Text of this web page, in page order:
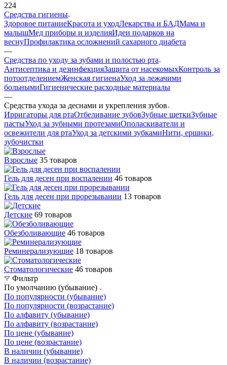
224
Средства гигиены
Здоровое питаниеКрасота и уходЛекарства и БАДМама и
малышМед приборы и изделияИдеи подарков на
веснуПрофилактика осложнений сахарного диабета
—
Средства по уходу за зубами и полостью рта
Антисептика и дезинфекцияЗащита от насекомыхКонтроль за
потоотделениемЖенская гигиенаУход за лежачими
больнымиГигиенические расходные материалы
—
Средства ухода за деснами и укрепления зубов
Ирригаторы для ртаОтбеливание зубовЗубные щеткиЗубные
пастыУход за зубными протезамиОполаскиватели и
освежители для ртаУход за детскими зубкамиНити, ершики,
зубочистки
Взрослые 35 товаров
Гель для десен при воспалении 46 товаров
Гель для десен при прорезывании 13 товаров
Детские 69 товаров
Обезболивающие 46 товаров
Реминерализующие 18 товаров
Стоматологические 46 товаров
Фильтр
По умолчанию (убывание)
По популярности (убывание)
По популярности (возрастание)
По алфавиту (убывание)
По алфавиту (возрастание)
По цене (убывание)
По цене (возрастание)
В наличии (убывание)
В наличии (возрастание)